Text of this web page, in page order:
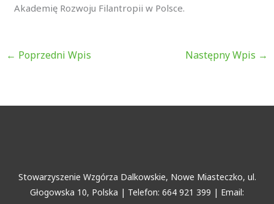
Akademię Rozwoju Filantropii w Polsce.
← Poprzedni Wpis Następny Wpis →
Stowarzyszenie Wzgórza Dalkowskie, Nowe Miasteczko, ul.
Głogowska 10, Polska | Telefon: 664 921 399 | Email: